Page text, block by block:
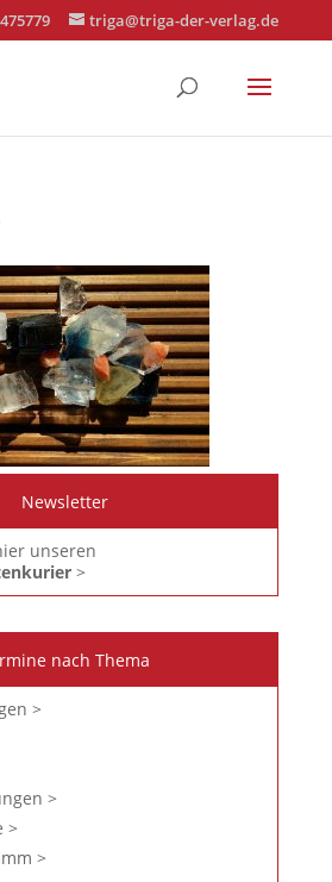
triga@triga-der-verlag.de
Newsletter
unseren
>
nach Thema
>
>
>
>